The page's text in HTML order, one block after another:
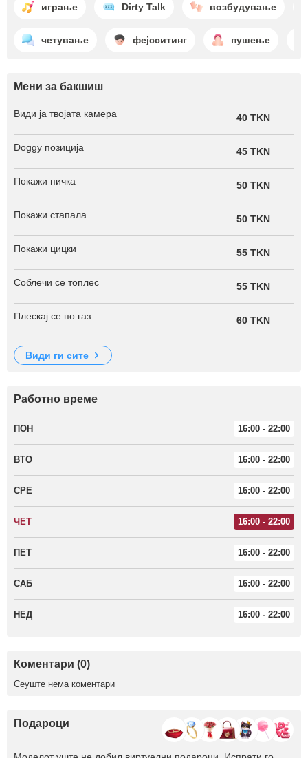
играње Dirty Talk возбудување
четување фејсситинг пушење
Мени за бакшиш
Види ја твојата камера 40 TKN
Doggy позиција 45 TKN
Покажи пичка 50 TKN
Покажи стапала 50 TKN
Покажи цицки 55 TKN
Соблечи се топлес 55 TKN
Плескај се по газ 60 TKN
види ги сите
Работно време
ПОН 16:00 - 22:00
ВТО 16:00 - 22:00
СРЕ 16:00 - 22:00
ЧЕТ 16:00 - 22:00
ПЕТ 16:00 - 22:00
САБ 16:00 - 22:00
НЕД 16:00 - 22:00
Коментари (0)
Сеуште нема коментари
Подароци